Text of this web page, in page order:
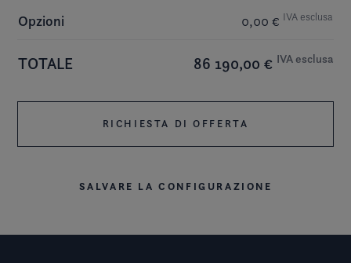
Opzioni 0,00 € IVA esclusa
TOTALE 86 190,00 € IVA esclusa
RICHIESTA DI OFFERTA
SALVARE LA CONFIGURAZIONE